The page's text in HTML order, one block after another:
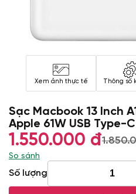
Xem ảnh thực tế Thông số
Sạc Macbook 13 Inch
Apple 61W USB Type-C
1.550.000 đ
So sánh
Số lượng